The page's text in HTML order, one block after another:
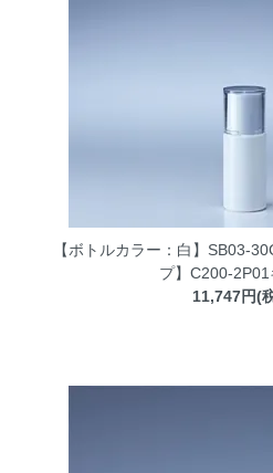
【ボトルカラー：白】SB03-
プ】C200-
11,747円(